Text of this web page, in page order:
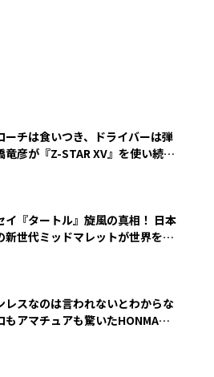
ーチは食いつき、ドライバーは弾
竜彦が『Z-STAR XV』を使い続け
イ『タートル』旋風の真相！ 日本
新世代ミッドマレットが世界を席
レスなのは言われないとわからな
もアマチュアも驚いたHONMA